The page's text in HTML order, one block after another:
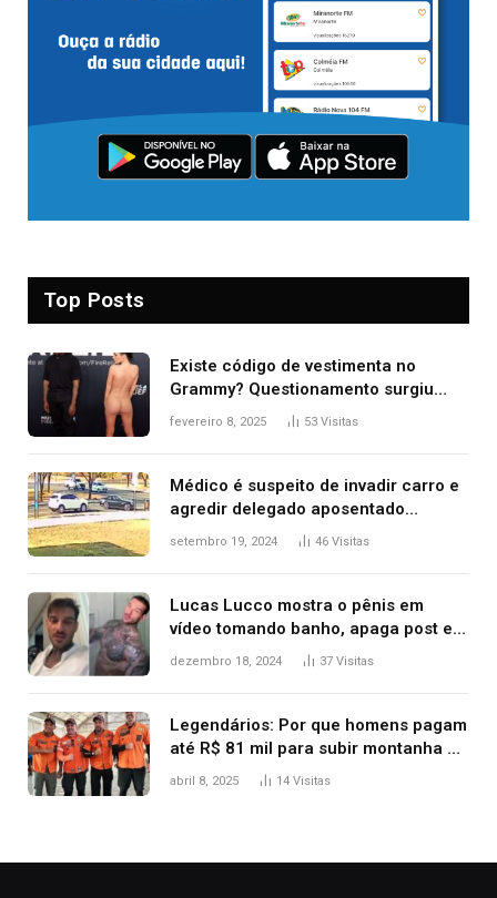
Top Posts
Existe código de vestimenta no
Grammy? Questionamento surgiu
após Bianca Censori, mulher de
fevereiro 8, 2025 53 Visitas
Médico é suspeito de invadir carro e
agredir delegado aposentado
durante confusão no trânsito
setembro 19, 2024 46 Visitas
Lucas Lucco mostra o pênis em
vídeo tomando banho, apaga post e
diz ‘foi mal’
dezembro 18, 2024 37 Visitas
Legendários: Por que homens pagam
até R$ 81 mil para subir montanha e
melhorar casamento?
abril 8, 2025 14 Visitas